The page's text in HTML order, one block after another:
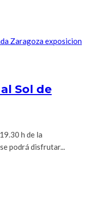
Sol de
h de la
podrá disfrutar...